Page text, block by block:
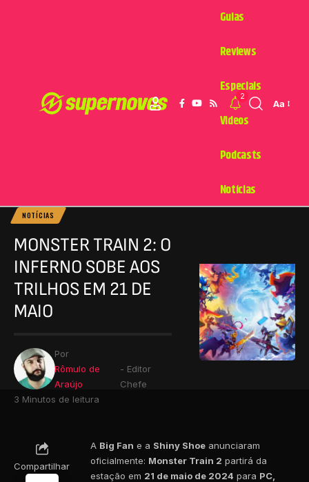
Guias
Reviews
Especiais
Videos
Podcasts
Notícias
2
Aa
NOTÍCIAS
MONSTER TRAIN 2: O
INFERNO SOBE AOS
TRILHOS EM 21 DE
MAIO
Por
Rômulo de
Araújo
- Editor
Chefe
3 Minutos de leitura
Compartilhar
A Big Fan e a Shiny Shoe anunciaram
oficialmente: Monster Train 2 partirá da
estação em 21 de maio de 2024 para PC,